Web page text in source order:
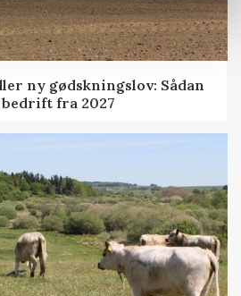
ny gødskningslov: Sådan
fra 2027